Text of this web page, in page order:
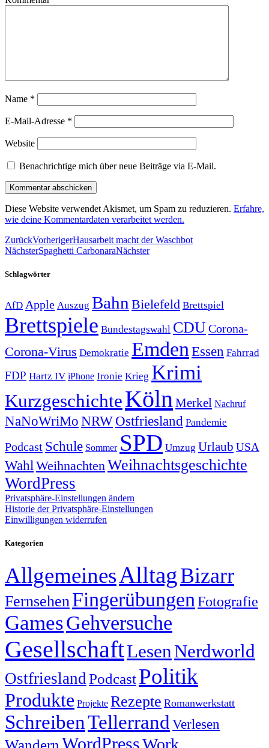
Name *
E-Mail-Adresse *
Website
Benachrichtige mich über neue Beiträge via E-Mail.
Diese Website verwendet Akismet, um Spam zu reduzieren. Erfahre,
wie deine Kommentardaten verarbeitet werden.
ZurückVorherigerHausarbeit macht der Waschbot
NächsterSpaghetti CarbonaraNächster
Schlagwörter
AfD Apple Auszug Bahn Bielefeld Brettspiel
Brettspiele Bundestagswahl CDUCorona-
Corona-Virus Demokratie Emden Essen Fahrrad
FDP Hartz IV iPhone Ironie Krieg Krimi
KurzgeschichteKöln Merkel Nachruf
NaNoWriMo NRWOstfriesland Pandemie
Podcast Schule Sommer SPD Umzug Urlaub USA
Wahl Weihnachten Weihnachtsgeschichte
WordPress
Privatsphäre-Einstellungen ändern
Historie der Privatsphäre-Einstellungen
Einwilligungen widerrufen
Kategorien
AllgemeinesAlltagBizarr
FernsehenFingerübungen Fotografie
GamesGehversuche
GesellschaftLesen Nerdworld
Ostfriesland PodcastPolitik
Produkte Projekte Rezepte Romanwerkstatt
SchreibenTellerrand Verlesen
Wandern WordPressWork